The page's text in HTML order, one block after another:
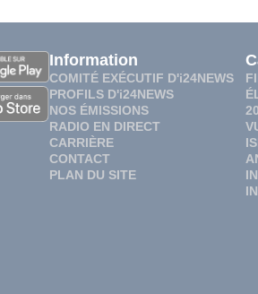
Information
COMITÉ EXÉCUTIF D'i24NEWS
PROFILS D'i24NEWS
NOS ÉMISSIONS
RADIO EN DIRECT
CARRIÈRE
CONTACT
PLAN DU SITE